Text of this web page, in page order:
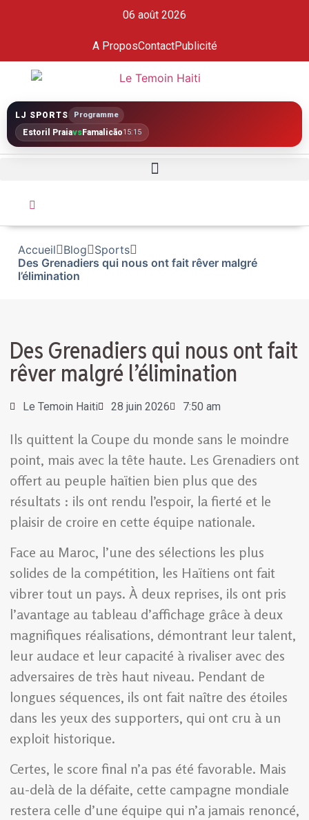
06 août 2026
A ProposContactPublicité
LJ SPORTS Programme
Estoril PraiavsFamalicão15:15
Accueil Blog
Sports
Des Grenadiers qui nous ont fait rêver malgré
l’élimination
Des Grenadiers qui nous ont fait
rêver malgré l’élimination
Le Temoin Haiti 28 juin 2026 7:50 am
Ils quittent la Coupe du monde sans le moindre
point, mais avec la tête haute. Les Grenadiers ont
offert au peuple haïtien bien plus que des
résultats : ils ont rendu l’espoir, la fierté et le
plaisir de croire en cette équipe nationale.
Face au Maroc, l’une des sélections les plus
solides de la compétition, les Haïtiens ont fait
vibrer tout un pays. À deux reprises, ils ont pris
l’avantage au tableau d’affichage grâce à deux
magnifiques réalisations, démontrant leur talent,
leur audace et leur capacité à rivaliser avec des
adversaires de très haut niveau. Pendant de
longues séquences, ils ont fait naître des étoiles
dans les yeux des supporters, qui ont cru à un
exploit historique.
Certes, le score final n’a pas été favorable. Mais
au-delà de la défaite, cette campagne mondiale
restera celle d’une équipe qui n’a jamais renoncé,